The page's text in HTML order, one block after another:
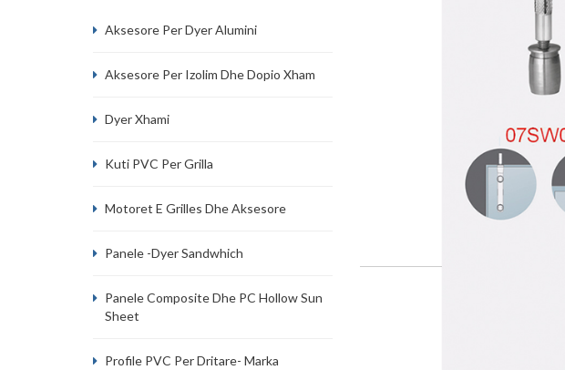
Aksesore Per Dyer Alumini
Aksesore Per Izolim Dhe Dopio Xham
Dyer Xhami
Kuti PVC Per Grilla
Motoret E Grilles Dhe Aksesore
Panele -dyer Sandwhich
Panele Composite Dhe PC Hollow Sun
Sheet
Profile PVC Per Dritare- Marka